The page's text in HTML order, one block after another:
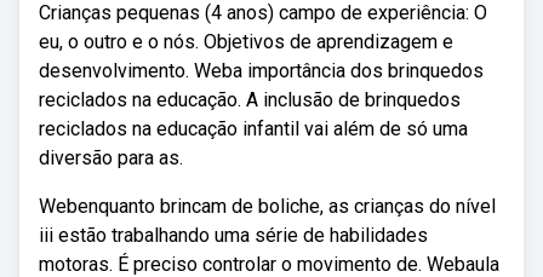
Crianças pequenas (4 anos) campo de experiência: O
eu, o outro e o nós. Objetivos de aprendizagem e
desenvolvimento. Weba importância dos brinquedos
reciclados na educação. A inclusão de brinquedos
reciclados na educação infantil vai além de só uma
diversão para as.
Webenquanto brincam de boliche, as crianças do nível
iii estão trabalhando uma série de habilidades
motoras. É preciso controlar o movimento de. Webaula